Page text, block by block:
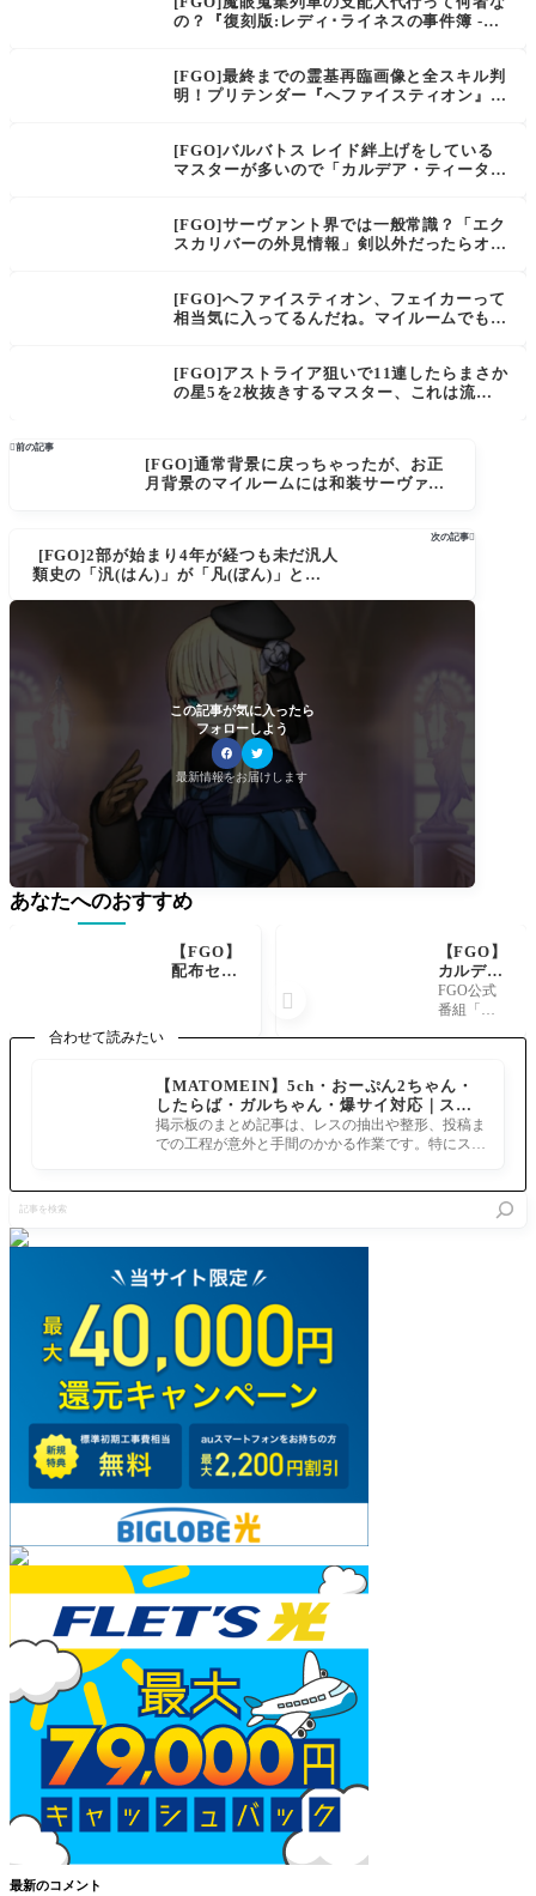
の？『復刻版:レディ･ライネスの事件簿 -Pl
[FGO]最終までの霊基再臨画像と全スキル判
明！プリテンダー『へファイスティオン』設
[FGO]バルバトス レイド絆上げをしている
マスターが多いので「カルデア・ティータイ
[FGO]サーヴァント界では一般常識？「エク
スカリバーの外見情報」剣以外だったらオジ
[FGO]へファイスティオン、フェイカーって
相当気に入ってるんだね。マイルームでもフ
[FGO]アストライア狙いで11連したらまさか
の星5を2枚抜きするマスター、これは流れ
前の記事
[FGO]通常背景に戻っちゃったが、お正
月背景のマイルームには和装サーヴァン
次の記事
[FGO]2部が始まり4年が経つも未だ汎人
類史の「汎(はん)」が「凡(ぼん)」と間違
いいよ！
この記事が気に入ったら
フォローしよう
最新情報をお届けします
合わせて読みたい
【MATOMEIN】5ch・おーぷん2ちゃん・
したらば・ガルちゃん・爆サイ対応｜スマ
ホでまとめ記事を作れるアプリ FGOのまと
め記事ができるまで
掲示板のまとめ記事は、レスの抽出や整形、投稿ま
での工程が意外と手間のかかる作業です。特にスマ
を
検
最新のコメント
あなたへのおすすめ
【FGO】
配布セタ
ヴァン
ト？スキ
ルの表記
か効果に
【FGO】
カルデア
放送局ラ
イト版が
情報を公
開へ
FGO公式
番組「カ
幕予定 新
規イベン
ト情報」
の配信が
信日は202
5年9月5日
